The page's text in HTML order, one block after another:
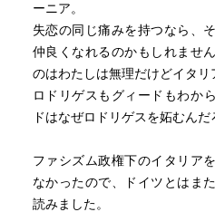
んなことが二度起こるわけがな
**
初体験を済ませたジーニアの
しく勇気のあることだったか
越えてからの、自分はもう一
さと多幸感も。まるで山田詠
ーニア。
失恋の同じ痛みを持つなら、
仲良くなれるのかもしれませ
のはわたしは無理だけどイタリ
ロドリゲスもグィードもわ
ドはなぜロドリゲスを妬むんだ
ファシズム政権下のイタリア
なかったので、ドイツとはま
読みました。